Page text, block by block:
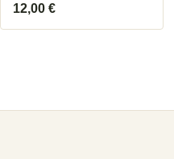
12,00€